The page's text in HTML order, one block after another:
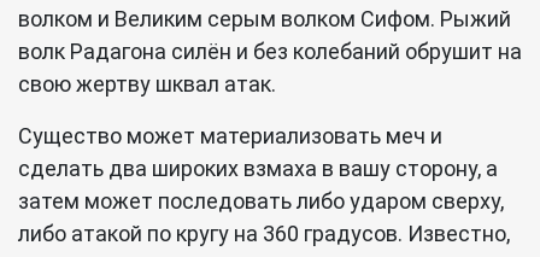
волком и Великим серым волком Сифом. Рыжий
волк Радагона силён и без колебаний обрушит на
свою жертву шквал атак.
Существо может материализовать меч и
сделать два широких взмаха в вашу сторону, а
затем может последовать либо ударом сверху,
либо атакой по кругу на 360 градусов. Известно,